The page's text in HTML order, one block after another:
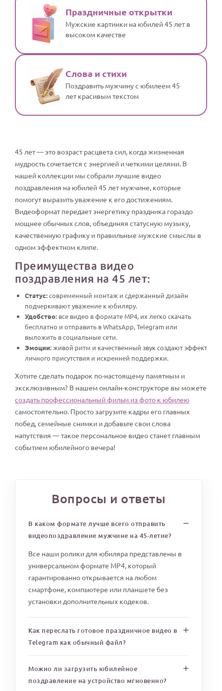
Праздничные открытки
Мужские картинки на юбилей 45 лет в
высоком качестве
Слова и стихи
Поздравить мужчину с юбилеем 45
лет красивым текстом
45 лет — это возраст расцвета сил, когда жизненная
мудрость сочетается с энергией и четкими целями. В
нашей коллекции мы собрали лучшие видео
поздравления на юбилей 45 лет мужчине, которые
помогут выразить уважение к его достижениям.
Видеоформат передает энергетику праздника гораздо
мощнее обычных слов, объединяя статусную музыку,
качественную графику и правильные мужские смыслы в
одном эффектном клипе.
Преимущества видео
поздравления на 45 лет:
Статус:современный монтаж и сдержанный дизайн
подчеркивают уважение к юбиляру.
Удобство: все видео в формате MP4, их легко скачать
бесплатно и отправить в WhatsApp, Telegram или
выложить в социальные сети.
Эмоции:живой ритм и качественный звук создают эффект
личного присутствия и искренней поддержки.
Хотите сделать подарок по-настоящему памятным и
эксклюзивным? В нашем онлайн-конструкторе вы можете
создать профессиональный фильм из фото к юбилею
самостоятельно. Просто загрузите кадры его главных
побед, семейные снимки и добавьте свои слова
напутствия — такое персональное видео станет главным
событием юбилейного вечера!
Вопросы и ответы
В каком формате лучше всего отправить
видеопоздравление мужчине на 45-летие?
Все наши ролики для юбиляра представлены в
универсальном формате MP4, который
гарантированно открывается на любом
смартфоне, компьютере или планшете без
установки дополнительных кодеков.
Как переслать готовое праздничное видео в
Telegram как обычный файл?
Можно ли загрузить юбилейное
поздравление на устройство мгновенно?